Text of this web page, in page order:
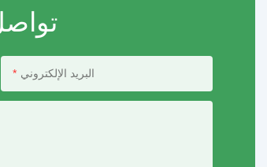
البريد الإلكتروني